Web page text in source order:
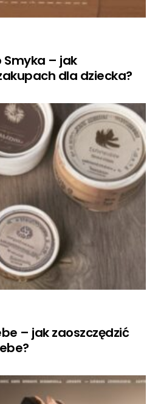
– jak
dla dziecka?
– jak zaoszczędzić